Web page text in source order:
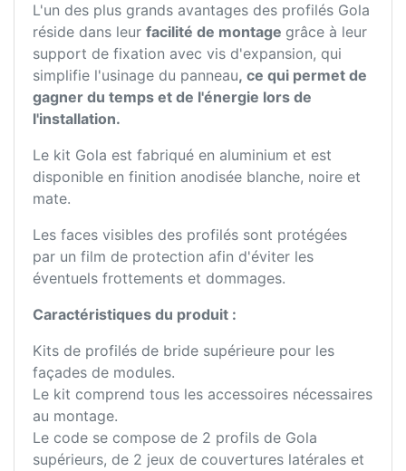
L'un des plus grands avantages des profilés Gola
réside dans leur facilité de montage grâce à leur
support de fixation avec vis d'expansion, qui
simplifie l'usinage du panneau, ce qui permet de
gagner du temps et de l'énergie lors de
l'installation.
Le kit Gola est fabriqué en aluminium et est
disponible en finition anodisée blanche, noire et
mate.
Les faces visibles des profilés sont protégées
par un film de protection afin d'éviter les
éventuels frottements et dommages.
Caractéristiques du produit :
Kits de profilés de bride supérieure pour les
façades de modules.
Le kit comprend tous les accessoires nécessaires
au montage.
Le code se compose de 2 profils de Gola
supérieurs, de 2 jeux de couvertures latérales et